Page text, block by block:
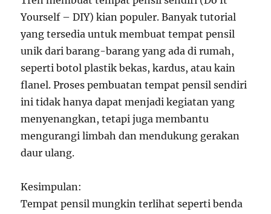
Yourself – DIY) kian populer. Banyak tutorial
yang tersedia untuk membuat tempat pensil
unik dari barang-barang yang ada di rumah,
seperti botol plastik bekas, kardus, atau kain
flanel. Proses pembuatan tempat pensil sendiri
ini tidak hanya dapat menjadi kegiatan yang
menyenangkan, tetapi juga membantu
mengurangi limbah dan mendukung gerakan
daur ulang.
Kesimpulan:
Tempat pensil mungkin terlihat seperti benda